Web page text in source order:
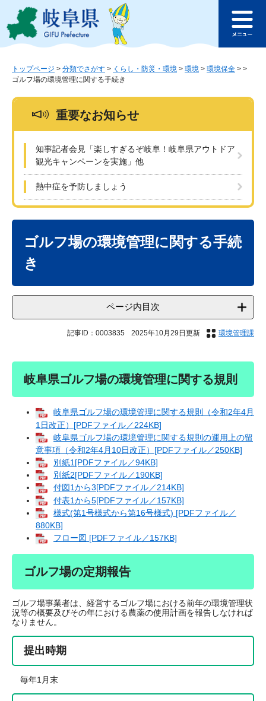
ジ
ュ
このページの本文へ
ュ
トップページ > 分類でさがす > くらし・防災・環境 > 環境 > 環境保全 > >
ゴルフ場の環境管理に関する手続き
重要なお知らせ
知事記者会見「楽しすぎるぞ岐阜！岐阜県アウトドア
観光キャンペーンを実施」他
熱中症を予防しましょう
ゴルフ場の環境管理に関する手続
き
ページ内目次
記事ID：0003835 2025年10月29日更新 環境管理課
岐阜県ゴルフ場の環境管理に関する規則
岐阜県ゴルフ場の環境管理に関する規則（令和2年4月
1日改正）[PDFファイル／224KB]
岐阜県ゴルフ場の環境管理に関する規則の運用上の留
意事項（令和2年4月10日改正）[PDFファイル／250KB]
別紙1[PDFファイル／94KB]
別紙2[PDFファイル／190KB]
付図1から3[PDFファイル／214KB]
付表1から5[PDFファイル／157KB]
様式(第1号様式から第16号様式) [PDFファイル／
880KB]
フロー図 [PDFファイル／157KB]
ゴルフ場の定期報告
ゴルフ場事業者は、経営するゴルフ場における前年の環境管理状
況等の概要及びその年における農薬の使用計画を報告しなければ
なりません。
提出時期
毎年1月末